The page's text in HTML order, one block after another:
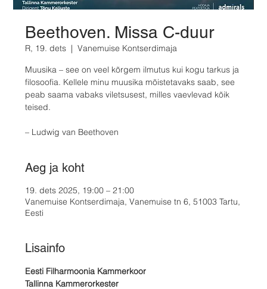
Beethoven. Missa C-duur
R, 19. dets
  |
Vanemuise Kontserdimaja
Muusika – see on veel kõrgem ilmutus kui kogu tarkus ja
filosoofia. Kellele minu muusika mõistetavaks saab, see
peab saama vabaks viletsusest, milles vaevlevad kõik
teised.
– Ludwig van Beethoven
Aeg ja koht
19. dets 2025, 19:00 – 21:00
Vanemuise Kontserdimaja, Vanemuise tn 6, 51003 Tartu,
Eesti
Lisainfo
Eesti Filharmoonia Kammerkoor
Tallinna Kammerorkester